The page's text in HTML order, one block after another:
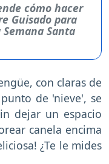
cómo hacer
Guisado para
Semana Santa
con claras de
de 'nieve', se
dejar un espacio
canela encima
¿Te le mides